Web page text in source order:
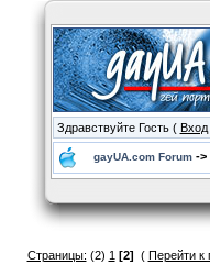
Здравствуйте Гость ( Вход
gayUA.com Forum->
Страницы: (2) 1 [2] ( Перейти к